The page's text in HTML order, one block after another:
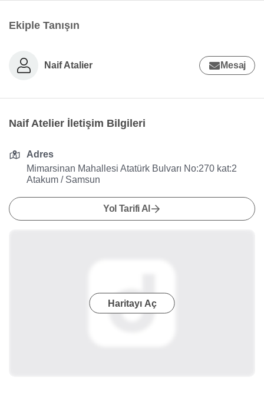
Ekiple Tanışın
Naif Atalier Mesaj
Naif Atelier İletişim Bilgileri
Adres
Mimarsinan Mahallesi Atatürk Bulvarı No:270 kat:2
Atakum / Samsun
Yol Tarifi Al
Haritayı Aç